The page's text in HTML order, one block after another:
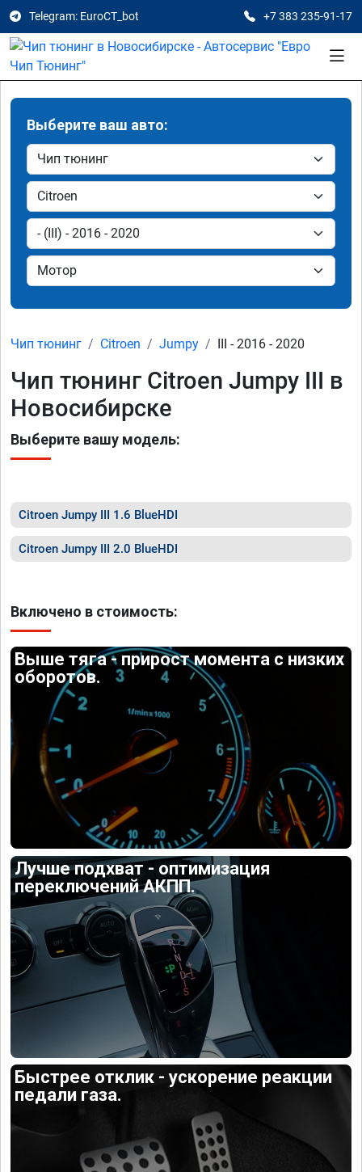
Telegram: EuroCT_bot +7 383 235-91-17
Выберите ваш авто:
Чип тюнинг Citroen Jumpy III - 2016 - 2020
Чип тюнинг Citroen Jumpy III в
Новосибирске
Выберите вашу модель:
Citroen Jumpy III 1.6 BlueHDI
Citroen Jumpy III 2.0 BlueHDI
Включено в стоимость:
Выше тяга - прирост момента с низких
оборотов.
Лучше подхват - оптимизация
переключений АКПП.
Быстрее отклик - ускорение реакции
педали газа.